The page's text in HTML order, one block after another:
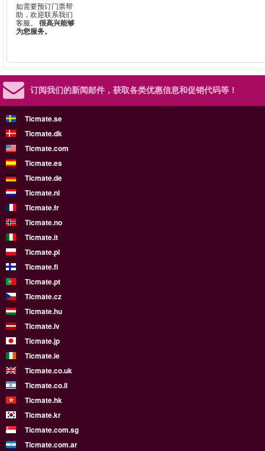
如需要预订门票帮
助，欢迎联系我们
客服。 很高兴能够
为您服务。
订阅我们的新闻邮件， 获取各类优惠信息和促销代码等！
Ticmate.se
Ticmate.dk
Ticmate.com
Ticmate.es
Ticmate.de
Ticmate.nl
Ticmate.fr
Ticmate.no
Ticmate.it
Ticmate.pl
Ticmate.fi
Ticmate.pt
Ticmate.cz
Ticmate.hu
Ticmate.lv
Ticmate.jp
Ticmate.ie
Ticmate.co.uk
Ticmate.co.il
Ticmate.hk
Ticmate.kr
Ticmate.com.sg
Ticmate.com.ar